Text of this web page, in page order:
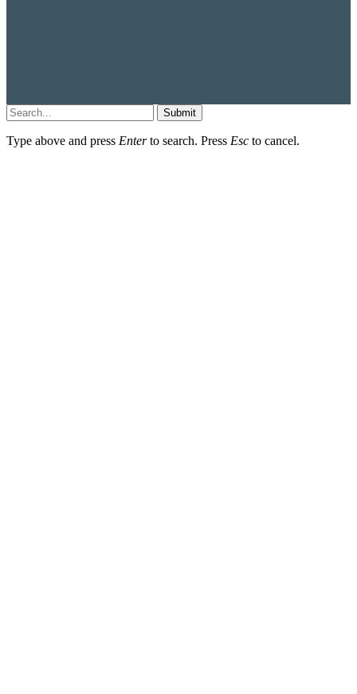
Submit
Type above and press Enterto search. Press Esc to cancel.